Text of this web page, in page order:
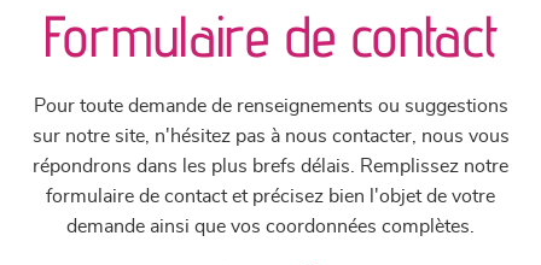
Formulaire de contact
Pour toute demande de renseignements ou suggestions
sur notre site, n'hésitez pas à nous contacter, nous vous
répondrons dans les plus brefs délais. Remplissez notre
formulaire de contact et précisez bien l'objet de votre
demande ainsi que vos coordonnées complètes.